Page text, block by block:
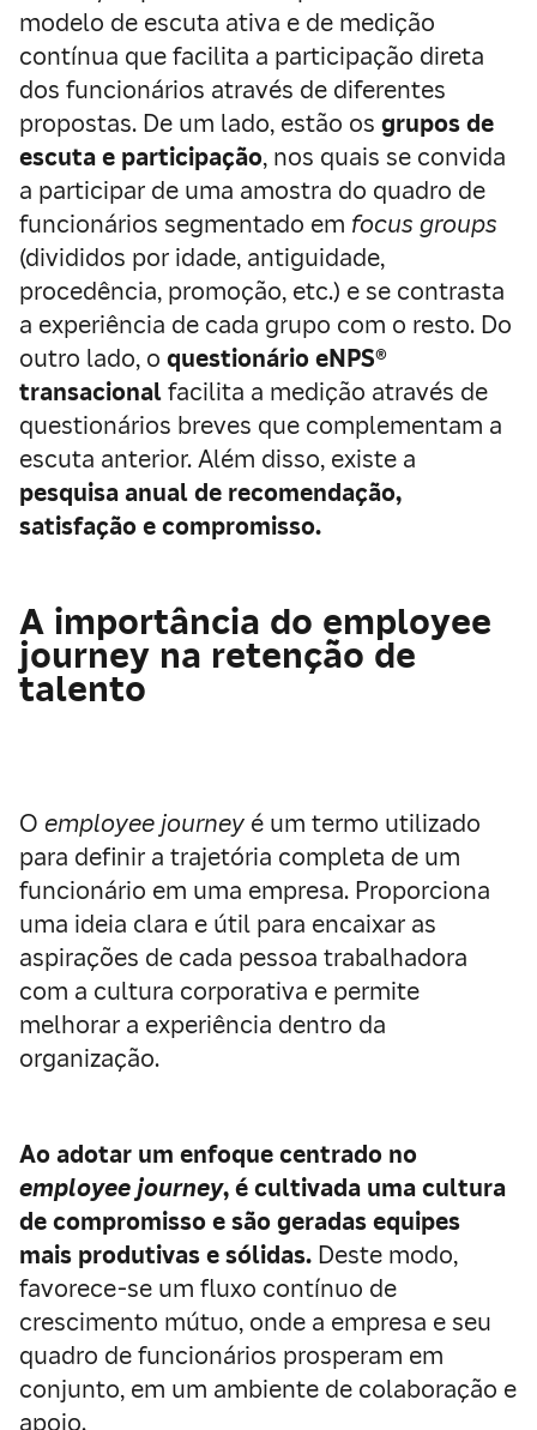
modelo de escuta ativa e de medição
contínua que facilita a participação direta
dos funcionários através de diferentes
propostas. De um lado, estão os grupos de
escuta e participação, nos quais se convida
a participar de uma amostra do quadro de
funcionários segmentado em focus groups
(divididos por idade, antiguidade,
procedência, promoção, etc.) e se contrasta
a experiência de cada grupo com o resto. Do
outro lado, o questionário eNPS®
transacionalfacilita a medição através de
questionários breves que complementam a
escuta anterior. Além disso, existe a
pesquisa anual de recomendação,
satisfação e compromisso.
A importância do employee
journey na retenção de
talento
O employee journey é um termo utilizado
para definir a trajetória completa de um
funcionário em uma empresa. Proporciona
uma ideia clara e útil para encaixar as
aspirações de cada pessoa trabalhadora
com a cultura corporativa e permite
melhorar a experiência dentro da
organização.
Ao adotar um enfoque centrado no
employee journey, é cultivada uma cultura
de compromisso e são geradas equipes
mais produtivas e sólidas. Deste modo,
favorece-se um fluxo contínuo de
crescimento mútuo, onde a empresa e seu
quadro de funcionários prosperam em
conjunto, em um ambiente de colaboração e
apoio.